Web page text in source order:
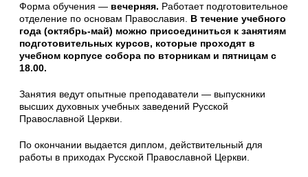
Форма обучения — вечерняя. Работает подготовительное
отделение по основам Православия. В течение учебного
года (октябрь-май) можно присоединиться к занятиям
подготовительных курсов, которые проходят в
учебном корпусе собора по вторникам и пятницам с
18.00.
Занятия ведут опытные преподаватели — выпускники
высших духовных учебных заведений Русской
Православной Церкви.
По окончании выдается диплом, действительный для
работы в приходах Русской Православной Церкви.